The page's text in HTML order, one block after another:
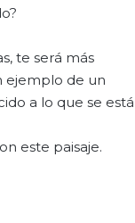
te será más
ejemplo de un
a lo que se está
este paisaje.